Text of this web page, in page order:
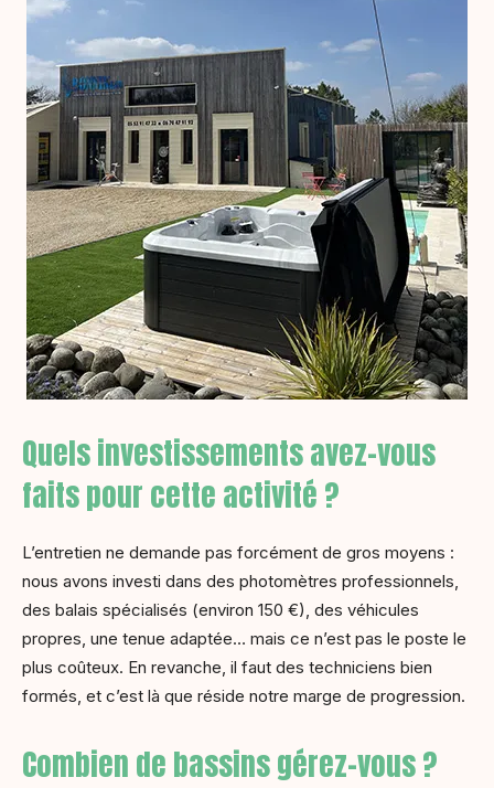
Quels investissements avez-vous
faits pour cette activité ?
L’entretien ne demande pas forcément de gros moyens :
nous avons investi dans des photomètres professionnels,
des balais spécialisés (environ 150 €), des véhicules
propres, une tenue adaptée… mais ce n’est pas le poste le
plus coûteux. En revanche, il faut des techniciens bien
formés, et c’est là que réside notre marge de progression.
Combien de bassins gérez-vous ?